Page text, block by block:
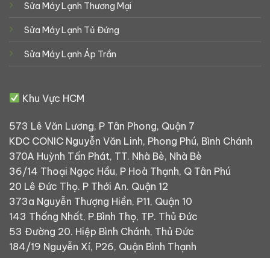
Sửa Máy Lạnh Thương Mại
Sửa Máy Lạnh Tủ Đứng
Sửa Máy Lạnh Áp Trần
Khu Vực HCM
573 Lê Văn Lương, P Tân Phong, Quận 7
KDC CONIC Nguyễn Văn Linh, Phong Phú, Bình Chánh
370A Huỳnh Tấn Phát, TT. Nhà Bè, Nhà Bè
36/14 Thoại Ngọc Hầu, P Hoà Thạnh, Q Tân Phú
20 Lê Đức Thọ. P Thới An. Quận 12
373a Nguyễn Thượng Hiền, P11, Quận 10
143 Thống Nhất, P.Bình Thọ, TP. Thủ Đức
53 Đường 20. Hiệp Bình Chánh, Thủ Đức
184/19 Nguyễn Xí, P26, Quận Bình Thạnh